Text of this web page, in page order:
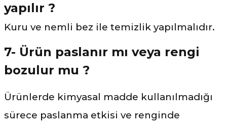
yapılır ?
Kuru ve nemli bez ile temizlik yapılmalıdır.
7- Ürün paslanır mı veya rengi
bozulur mu ?
Ürünlerde kimyasal madde kullanılmadığı
sürece paslanma etkisi ve renginde